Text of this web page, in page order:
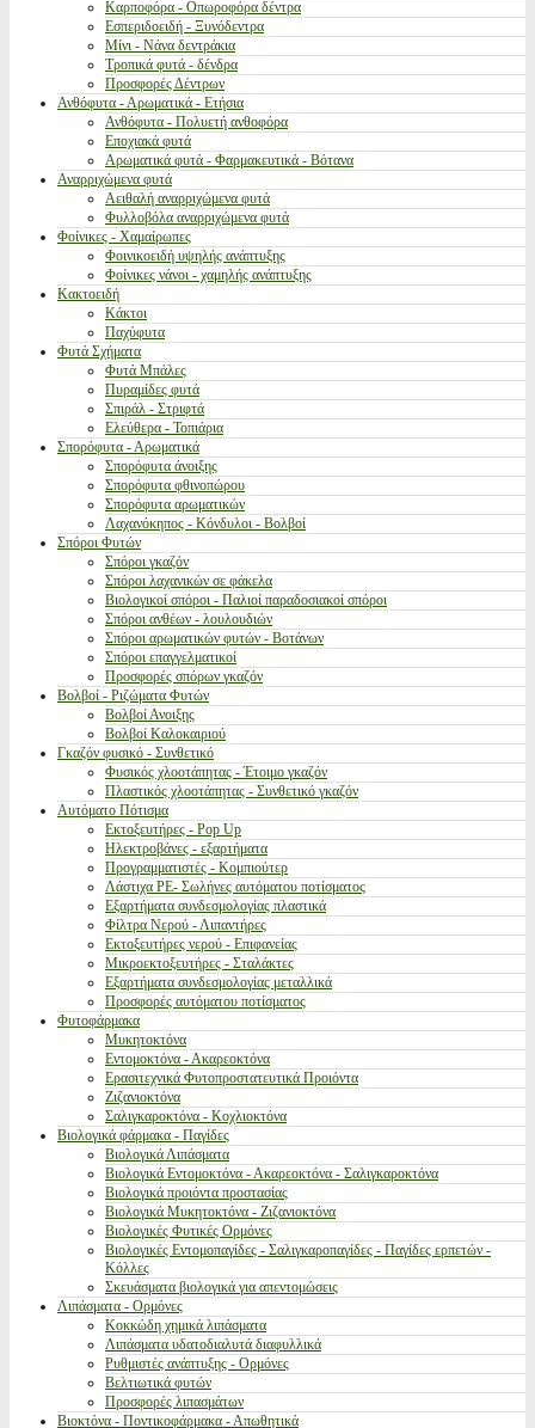
Καρποφόρα - Οπωροφόρα δέντρα
Εσπεριδοειδή - Ξυνόδεντρα
Μίνι - Νάνα δεντράκια
Τροπικά φυτά - δένδρα
Προσφορές Δέντρων
Ανθόφυτα - Αρωματικά - Ετήσια
Ανθόφυτα - Πολυετή ανθοφόρα
Εποχιακά φυτά
Αρωματικά φυτά - Φαρμακευτικά - Βότανα
Αναρριχώμενα φυτά
Αειθαλή αναρριχώμενα φυτά
Φυλλοβόλα αναρριχώμενα φυτά
Φοίνικες - Χαμαίρωπες
Φοινικοειδή υψηλής ανάπτυξης
Φοίνικες νάνοι - χαμηλής ανάπτυξης
Κακτοειδή
Κάκτοι
Παχύφυτα
Φυτά Σχήματα
Φυτά Μπάλες
Πυραμίδες φυτά
Σπιράλ - Στριφτά
Ελεύθερα - Τοπιάρια
Σπορόφυτα - Αρωματικά
Σπορόφυτα άνοιξης
Σπορόφυτα φθινοπώρου
Σπορόφυτα αρωματικών
Λαχανόκηπος - Κόνδυλοι - Βολβοί
Σπόροι Φυτών
Σπόροι γκαζόν
Σπόροι λαχανικών σε φάκελα
Βιολογικοί σπόροι - Παλιοί παραδοσιακοί σπόροι
Σπόροι ανθέων - λουλουδιών
Σπόροι αρωματικών φυτών - Βοτάνων
Σπόροι επαγγελματικοί
Προσφορές σπόρων γκαζόν
Βολβοί - Ριζώματα Φυτών
Βολβοί Ανοιξης
Βολβοί Καλοκαιριού
Γκαζόν φυσικό - Συνθετικό
Φυσικός χλοοτάπητας - Έτοιμο γκαζόν
Πλαστικός χλοοτάπητας - Συνθετικό γκαζόν
Αυτόματο Πότισμα
Εκτοξευτήρες - Pop Up
Ηλεκτροβάνες - εξαρτήματα
Προγραμματιστές - Κομπιούτερ
Λάστιχα PE- Σωλήνες αυτόματου ποτίσματος
Εξαρτήματα συνδεσμολογίας πλαστικά
Φίλτρα Νερού - Λιπαντήρες
Εκτοξευτήρες νερού - Επιφανείας
Μικροεκτοξευτήρες - Σταλάκτες
Εξαρτήματα συνδεσμολογίας μεταλλικά
Προσφορές αυτόματου ποτίσματος
Φυτοφάρμακα
Μυκητοκτόνα
Εντομοκτόνα - Ακαρεοκτόνα
Ερασιτεχνικά Φυτοπροστατευτικά Προιόντα
Ζιζανιοκτόνα
Σαλιγκαροκτόνα - Κοχλιοκτόνα
Βιολογικά φάρμακα - Παγίδες
Βιολογικά Λιπάσματα
Βιολογικά Εντομοκτόνα - Ακαρεοκτόνα - Σαλιγκαροκτόνα
Βιολογικά προιόντα προστασίας
Βιολογικά Μυκητοκτόνα - Ζιζανιοκτόνα
Βιολογικές Φυτικές Ορμόνες
Βιολογικές Εντομοπαγίδες - Σαλιγκαροπαγίδες - Παγίδες ερπετών -
Κόλλες
Σκευάσματα βιολογικά για απεντομώσεις
Λιπάσματα - Ορμόνες
Κοκκώδη χημικά λιπάσματα
Λιπάσματα υδατοδιαλυτά διαφυλλικά
Ρυθμιστές ανάπτυξης - Ορμόνες
Βελτιωτικά φυτών
Προσφορές λιπασμάτων
Βιοκτόνα - Ποντικοφάρμακα - Απωθητικά